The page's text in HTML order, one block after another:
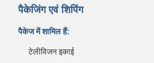
पैकेजिंग एवं शिपिंग
पैकेज में शामिल हैं:
टेलीविजन इकाई